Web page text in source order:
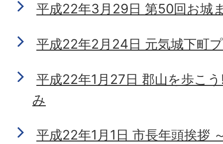
平成22年3月29日 第50回お城
平成22年2月24日 元気城下町
平成22年1月27日 郡山を歩こ
み
平成22年1月1日 市長年頭挨拶